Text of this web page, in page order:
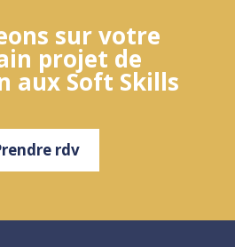
sur votre
projet de
aux Soft Skills
rdv